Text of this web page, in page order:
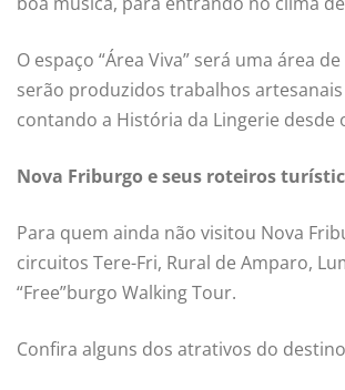
O espaço “Área Viva” será uma área
serão produzidos trabalhos
contando a História da Lingerie desde
Nova Friburgo e seus roteiros
Para quem ainda não visitou Nova
circuitos Tere-Fri, Rural de Amparo,
“Free”burgo Walking Tour.
Confira alguns dos atrativos do